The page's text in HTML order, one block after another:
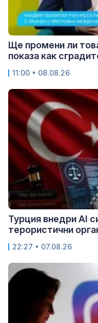
Ще промени ли
показа как
11:00 • 08.08.26
Турция внедри AI
терористични
22:27 • 07.08.26